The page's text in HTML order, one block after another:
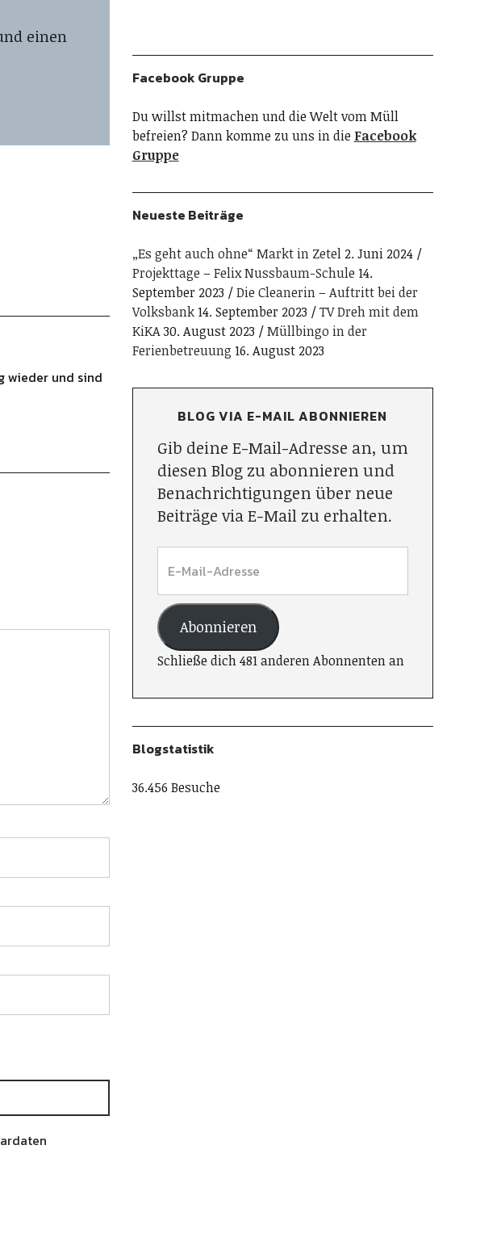
einen
wieder und sind
Facebook Gruppe
Du willst mitmachen und die Welt vom Müll
befreien? Dann komme zu uns in die Facebook
Gruppe
Neueste Beiträge
„Es geht auch ohne“ Markt in Zetel 2. Juni 2024
Projekttage – Felix Nussbaum-Schule 14.
September 2023
Die Cleanerin – Auftritt bei der
Volksbank14. September 2023
TV Dreh mit dem
KiKA30. August 2023
Müllbingo in der
Ferienbetreuung 16. August 2023
BLOG VIA E-MAIL ABONNIEREN
Gib deine E-Mail-Adresse an, um
diesen Blog zu abonnieren und
Benachrichtigungen über neue
Beiträge via E-Mail zu erhalten.
Abonnieren
Schließe dich 481 anderen Abonnenten an
Blogstatistik
36.456 Besuche